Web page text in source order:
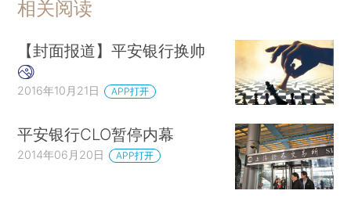
相关阅读
【封面报道】平安银行换帅
2016年10月21日 APP打开
平安银行CLO暂停内幕
2014年06月20日 APP打开